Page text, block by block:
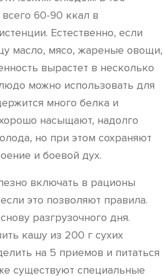
60-90 ккал в
Естественно, если
масло, мясо, жареные овощи,
вырастет в несколько
можно использовать для
много белка и
насыщают, надолго
но при этом сохраняют
и боевой дух.
включать в рационы
это позволяют правила.
разгрузочного дня.
кашу из 200 г сухих
на 5 приемов и питаться
существуют специальные